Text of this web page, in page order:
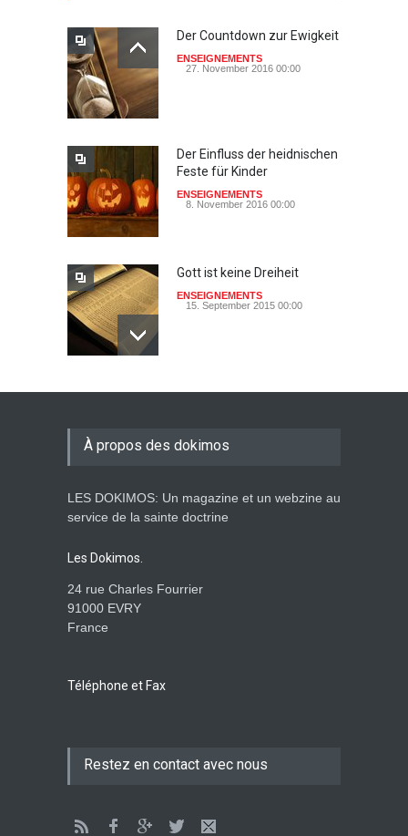
Der Countdown zur Ewigkeit
ENSEIGNEMENTS
27. November 2016 00:00
Der Einfluss der heidnischen
Feste für Kinder
ENSEIGNEMENTS
8. November 2016 00:00
Gott ist keine Dreiheit
ENSEIGNEMENTS
15. September 2015 00:00
Johannes paulus II, papst
ENSEIGNEMENTS
Ein apokalyptisches Klima-
der apostasie-Rhéma-
À propos des dokimos
LES DOKIMOS: Un magazine et un webzine au
service de la sainte doctrine
Les Dokimos.
24 rue Charles Fourrier
91000 EVRY
France
Téléphone et Fax
Restez en contact avec nous